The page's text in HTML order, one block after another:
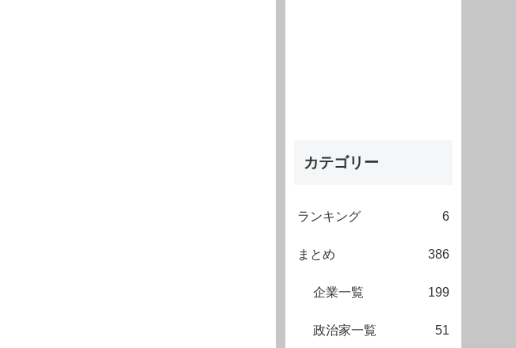
カテゴリー
ランキング 6
まとめ 386
企業一覧 199
政治家一覧 51